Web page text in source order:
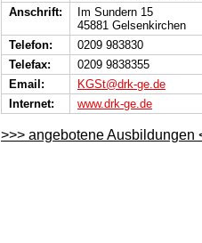
Anschrift:
Im Sundern 15
45881 Gelsenkirchen
Telefon:
0209 983830
Telefax:
0209 9838355
Email:
KGSt@drk-ge.de
Internet:
www.drk-ge.de
>>> angebotene Ausbildungen